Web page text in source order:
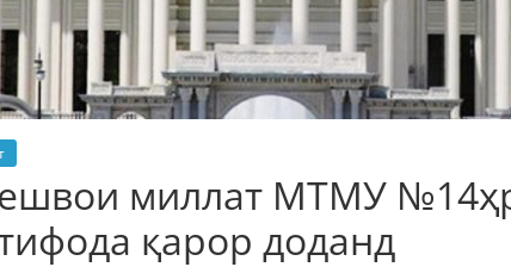
миллат МТМУ
қарор доданд